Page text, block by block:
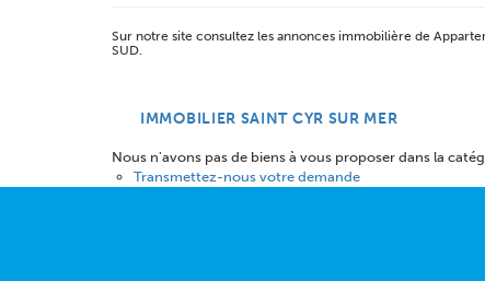
Sur notre site consultez les annonces immobilière de
SUD.
IMMOBILIER SAINT CYR SUR MER
Nous n'avons pas de biens à vous proposer dans la
Transmettez-nous votre demande